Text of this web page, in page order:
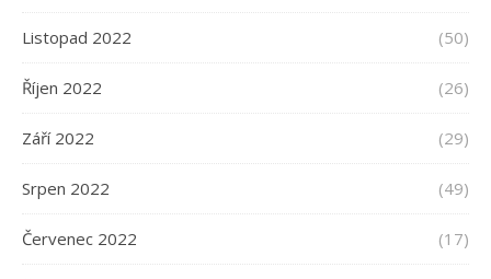
Listopad 2022 (50)
Říjen 2022 (26)
Září 2022 (29)
Srpen 2022 (49)
Červenec 2022 (17)